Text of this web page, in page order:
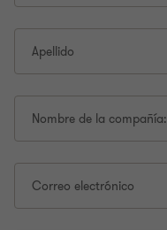
a
cargar
esta
página.
Apellido
Nombre de la compañía:
Correo electrónico